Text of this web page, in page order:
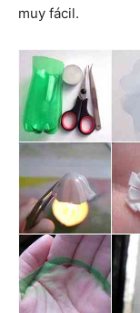
muy fácil.